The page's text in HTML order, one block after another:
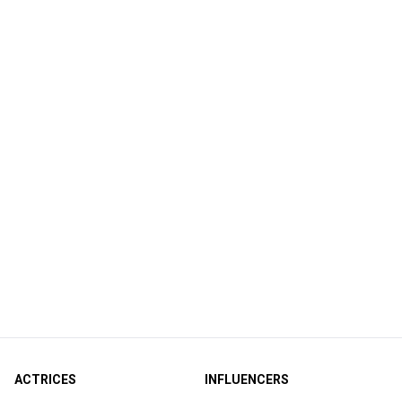
ACTRICES
INFLUENCERS